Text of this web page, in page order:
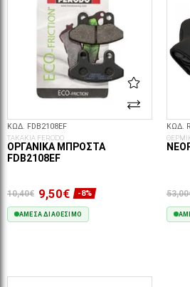
ΚΩΔ. FDB2108EF
ΤΑΚΑΚΙΑ FERODO
ΟΡΓΑΝΙΚΆ ΜΠΡΟΣΤΆ
FDB2108EF
10,40€ 9,50€ -8%
ΆΜΕΣΑ ΔΙΑΘΈΣΙΜΟ
ΚΩΔ.